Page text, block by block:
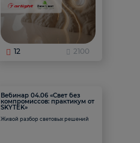
12 2100
Вебинар 04.06 «Свет без
компромиссов: практикум от
SKYTEK»
Живой разбор световых решений